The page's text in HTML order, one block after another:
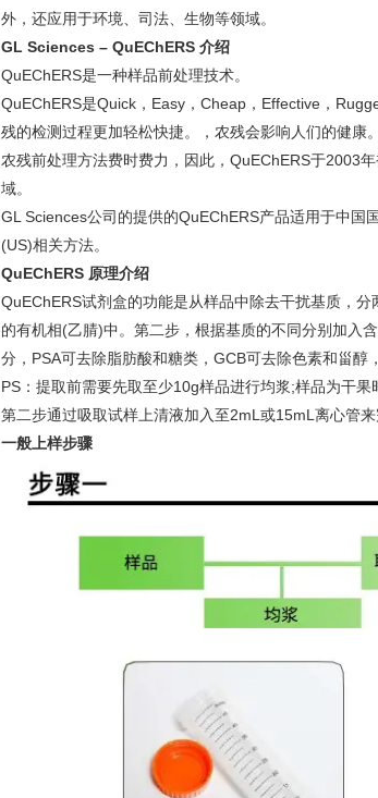
外，还应用于环境、司法、生物等领域。
GL Sciences – QuEChERS 介绍
QuEChERS是一种样品前处理技术。
QuEChERS是Quick，Easy，Cheap，Effective，
残的检测过程更加轻松快捷。，农残会影响人们的健
农残前处理方法费时费力，因此，QuEChERS于2003
域。
GL Sciences公司的提供的QuEChERS产品适用于中
(US)相关方法。
QuEChERS 原理介绍
QuEChERS试剂盒的功能是从样品中除去干扰基质，
的有机相(乙腈)中。第二步，根据基质的不同分别加入
分，PSA可去除脂肪酸和糖类，GCB可去除色素和甾醇
PS：提取前需要先取至少10g样品进行均浆;样品为干
第二步通过吸取试样上清液加入至2mL或15mL离心管来
一般上样步骤